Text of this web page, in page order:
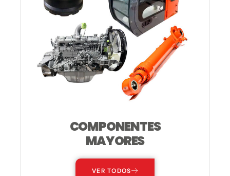
COMPONENTES
MAYORES
VER TODOS